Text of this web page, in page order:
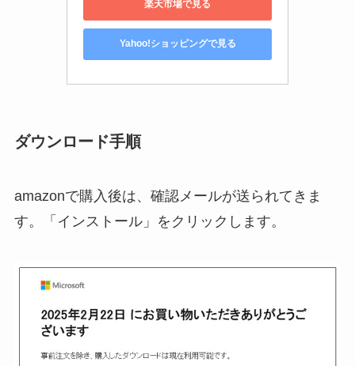
楽天市場で見る
Yahoo!ショッピングで見る
ダウンロード手順
amazonで購入後は、確認メールが送られてきま
す。「インストール」をクリックします。